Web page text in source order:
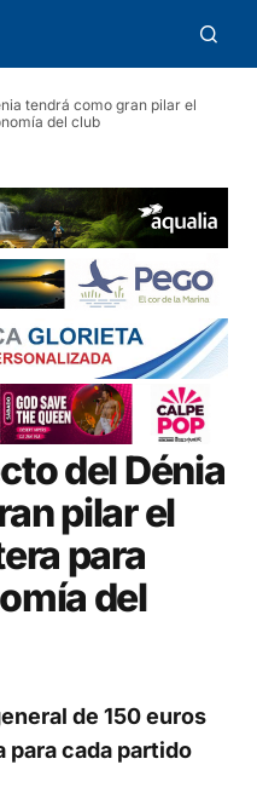
tendrá como gran pilar el
del club
del Dénia
pilar el
para
del
de 150 euros
para cada partido